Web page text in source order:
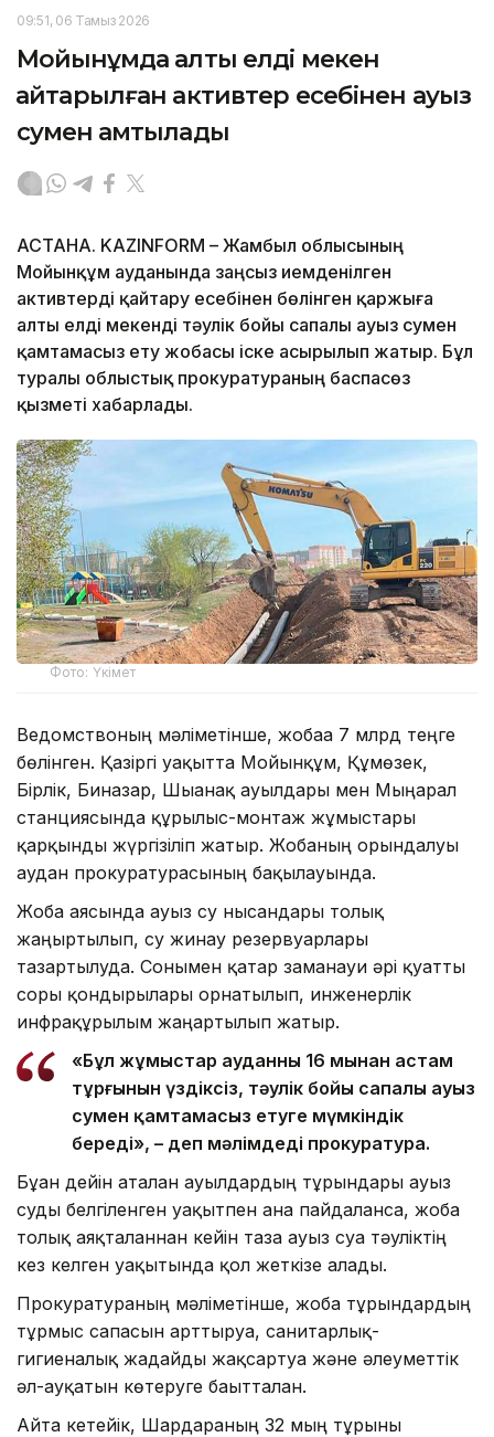
09:51, 06 Тамыз 2026
Мойынқұмда алты елді мекен
қайтарылған активтер есебінен ауыз
сумен қамтылады
АСТАНА. KAZINFORM – Жамбыл облысының
Мойынқұм ауданында заңсыз иемденілген
активтерді қайтару есебінен бөлінген қаржыға
алты елді мекенді тәулік бойы сапалы ауыз сумен
қамтамасыз ету жобасы іске асырылып жатыр. Бұл
туралы облыстық прокуратураның баспасөз
қызметі хабарлады.
Фото: Үкімет
Ведомствоның мәліметінше, жобаға 7 млрд теңге
бөлінген. Қазіргі уақытта Мойынқұм, Құмөзек,
Бірлік, Биназар, Шығанақ ауылдары мен Мыңарал
станциясында құрылыс-монтаж жұмыстары
қарқынды жүргізіліп жатыр. Жобаның орындалуы
аудан прокуратурасының бақылауында.
Жоба аясында ауыз су нысандары толық
жаңғыртылып, су жинау резервуарлары
тазартылуда. Сонымен қатар заманауи әрі қуатты
сорғы қондырғылары орнатылып, инженерлік
инфрақұрылым жаңартылып жатыр.
«Бұл жұмыстар ауданның 16 мыңнан астам
тұрғынын үздіксіз, тәулік бойы сапалы ауыз
сумен қамтамасыз етуге мүмкіндік
береді», – деп мәлімдеді прокуратура.
Бұған дейін аталған ауылдардың тұрғындары ауыз
суды белгіленген уақытпен ғана пайдаланса, жоба
толық аяқталғаннан кейін таза ауыз суға тәуліктің
кез келген уақытында қол жеткізе алады.
Прокуратураның мәліметінше, жоба тұрғындардың
тұрмыс сапасын арттыруға, санитарлық-
гигиеналық жағдайды жақсартуға және әлеуметтік
әл-ауқатын көтеруге бағытталған.
Айта кетейік, Шардараның 32 мың тұрғыны